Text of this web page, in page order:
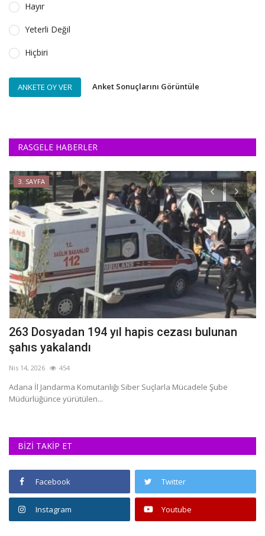
Hayır
Yeterli Değil
Hiçbiri
ANKETE OY VER Anket Sonuçlarını Görüntüle
RASGELE HABERLER
3. SAYFA
263 Dosyadan 194 yıl hapis cezası bulunan
şahıs yakalandı
Nis 14, 2026 454
Adana İl Jandarma Komutanlığı Siber Suçlarla Mücadele Şube
Müdürlüğünce yürütülen...
BİZİ TAKİP ET
Facebook Twitter
Instagram Youtube